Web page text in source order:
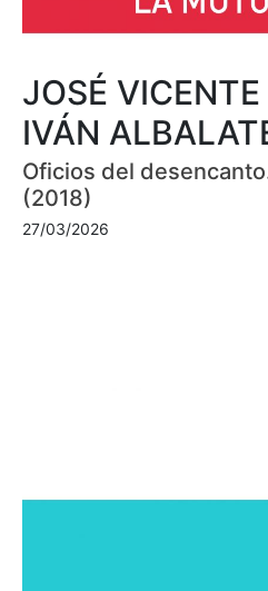
JOSÉ
IVÁN
Oficios del
(2018)
27/03/2026